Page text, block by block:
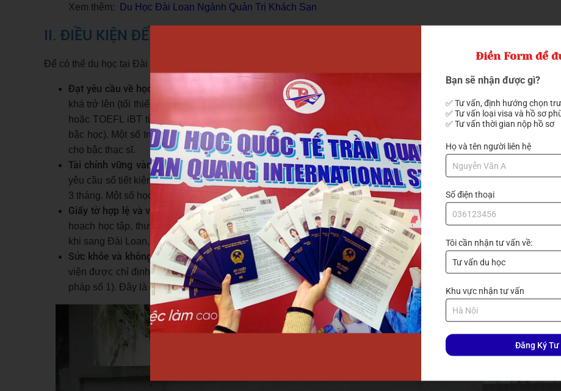
Xem thêm: Du Học Đài Loan Ngành Quản Trị Khách Sạn
II. ĐIỀU KIỆN ĐỂ TRỞ THÀNH DU HỌC SINH TẠI ĐÀI LOAN
Để có thể du học tại Đài Loan, sinh viên cần đáp ứng một số điều kiện cơ bản như sau:
Đạt yêu cầu về học lực và trình độ tiếng
: Hầu hết các trường đại học tại Đài Loan yêu cầu học sinh phải có học
khá trở lên (tối thiểu GPA 6.5 – 7.0/10). Với chương trình học bằng tiếng Anh, bạn cần có chứng chỉ IELTS từ 5.5
hoặc TOEFL iBT từ 61 điểm. Nếu học chương trình bằng tiếng Trung, bạn cần đạt TOCFL cấp 2 trở lên (tùy
bậc học). Một số trường công lập hàng đầu như Đại học Quốc gia Đài Loan (NTU) thậm chí yêu cầu TOCFL cấp
cho bậc thạc sĩ.
Tài chính vững vàng: Sinh viên phải chứng minh có đủ khả năng tài chính để chi trả học phí và sinh hoạt phí,
yêu cầu sổ tiết kiệm khoảng 70–100 triệu đồng (tương đương 3.000–4.000 USD), mở trước thời điểm nộp hồ sơ
3 tháng. Một số học bổng như Taiwan Scholarship cũng yêu cầu chứng minh thêm thu nhập gia đình.
Giấy tờ hợp lệ và visa du học: Hồ sơ du học bao gồm bằng cấp – bảng điểm dịch thuật công chứng, thư giới
hoạch học tập, thư mời nhập học và giấy chứng minh tài chính. Sau đó, bạn cần xin visa du học loại Resident
khi sang Đài Loan, sẽ được cấp ARC (Alien Resident Certificate) – giấy phép cư trú cần gia hạn định kỳ.
Sức khỏe và không có tiền án tiền sự: Bạn cần thực hiện khám sức khỏe theo mẫu của Bộ Y tế Đài Loan tại các
viện được chỉ định và có giấy xác nhận không có tiền án tiền sự do công an địa phương cấp (thường là phiếu lý
pháp số 1). Đây là điều kiện bắt buộc khi nộp hồ sơ xin visa.
Điền Form để
Bạn sẽ nhận được gì?
✅ Tư vấn, định hướng chọn
✅ Tư vấn loại visa và hồ sơ
✅ Tư vấn thời gian nộp hồ sơ
Họ và tên người liên hệ
Số điện thoại
Tôi cần nhận tư vấn về:
Khu vực nhận tư vấn
Đăng Ký Tư